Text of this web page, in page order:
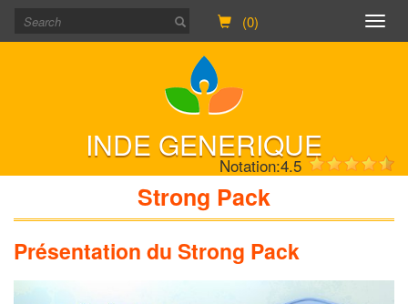
(0)
INDE GENERIQUE
Strong Pack
Présentation du Strong Pack
Notation:4.5